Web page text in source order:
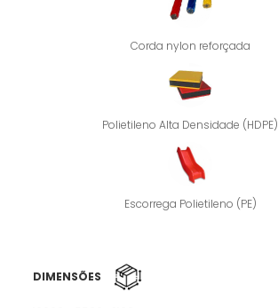
Corda nylon reforçada
Polietileno Alta Densidade (HDPE)
Escorrega Polietileno (PE)
DIMENSÕES